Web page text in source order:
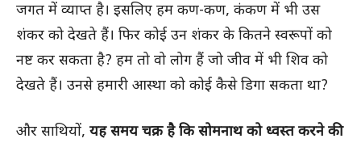
जगत में व्याप्त है। इसलिए हम कण-कण, कंकण में भी उस
शंकर को देखते हैं। फिर कोई उन शंकर के कितने स्वरूपों को
नष्ट कर सकता है? हम तो वो लोग हैं जो जीव में भी शिव को
देखते हैं। उनसे हमारी आस्था को कोई कैसे डिगा सकता था?
और साथियों, यह समय चक्र है कि सोमनाथ को ध्वस्त करने की